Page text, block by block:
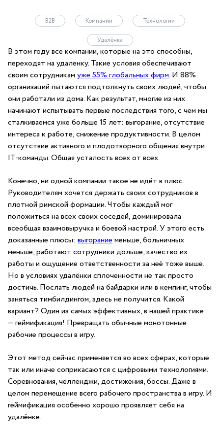
B2B Компании Технологии
Удалёнка
В этом году все компании, которые на это способны,
переходят на удаленку. Такие условия обеспечивают
своим сотрудникам уже 55% глобальных фирм. И 88%
организаций пытаются подтолкнуть своих людей, чтобы
они работали из дома. Как результат, многие из них
начинают испытывать первые последствия того, с чем мы
сталкиваемся уже больше 15 лет: выгорание, отсутствие
интереса к работе, снижение продуктивности. В целом
отсутствие активного и плодотворного общения внутри
IT-команды. Общая усталость всех от всех.
Конечно, ни одной компании такое не идёт в плюс.
Руководителям хочется держать своих сотрудников в
плотной римской формации. Чтобы каждый мог
положиться на всех своих соседей, доминировала
всеобщая взаимовыручка и боевой настрой. У этого есть
доказанные плюсы: выгораниеменьше, больничных
меньше, работают сотрудники дольше, качество их
работы и ощущение ответственности за неё тоже выше.
Но в условиях удалёнки сплоченности не так просто
достичь. Послать людей на байдарки или в кемпинг, чтобы
заняться тимбилдингом, здесь не получится. Какой
вариант? Один из самых эффективных, в нашей практике
— геймификация! Превращать обычные монотонные
рабочие процессы в игру.
Этот метод сейчас применяется во всех сферах, которые
так или иначе соприкасаются с цифровыми технологиями.
Соревнования, челленджи, достижения, боссы. Даже в
целом перемещение всего рабочего пространства в игру. И
геймификация особенно хорошо проявляет себя на
удалёнке.